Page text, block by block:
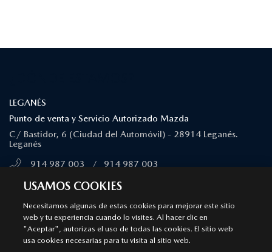
LEGANÉS
Punto de venta y Servicio Autorizado Mazda
C/ Bastidor, 6 (Ciudad del Automóvil) - 28914 Leganés.
Leganés
914 987 003
/
914 987 003
MÁS INFORMACIÓN
MAJADAHONDA
Punto de venta y Servicio Autorizado Mazda
USAMOS COOKIES
Necesitamos algunas de estas cookies para mejorar este sitio
web y tu experiencia cuando lo visites. Al hacer clic en
"Aceptar", autorizas el uso de todas las cookies. El sitio web
usa cookies necesarias para tu visita al sitio web.